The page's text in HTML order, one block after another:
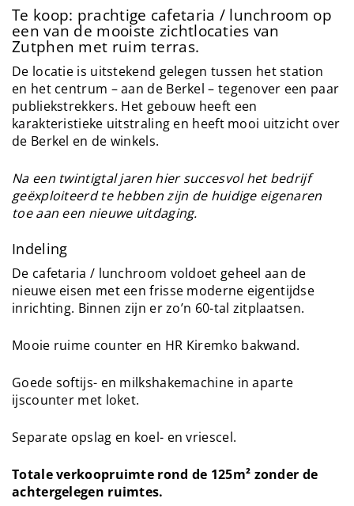
Te koop: prachtige cafetaria / lunchroom op
een van de mooiste zichtlocaties van
Zutphen met ruim terras.
De locatie is uitstekend gelegen tussen het station
en het centrum – aan de Berkel – tegenover een paar
publiekstrekkers. Het gebouw heeft een
karakteristieke uitstraling en heeft mooi uitzicht over
de Berkel en de winkels.
Na een twintigtal jaren hier succesvol het bedrijf
geëxploiteerd te hebben zijn de huidige eigenaren
toe aan een nieuwe uitdaging.
Indeling
De cafetaria / lunchroom voldoet geheel aan de
nieuwe eisen met een frisse moderne eigentijdse
inrichting. Binnen zijn er zo’n 60-tal zitplaatsen.
Mooie ruime counter en HR Kiremko bakwand.
Goede softijs- en milkshakemachine in aparte
ijscounter met loket.
Separate opslag en koel- en vriescel.
Totale verkoopruimte rond de 125m² zonder de
achtergelegen ruimtes.